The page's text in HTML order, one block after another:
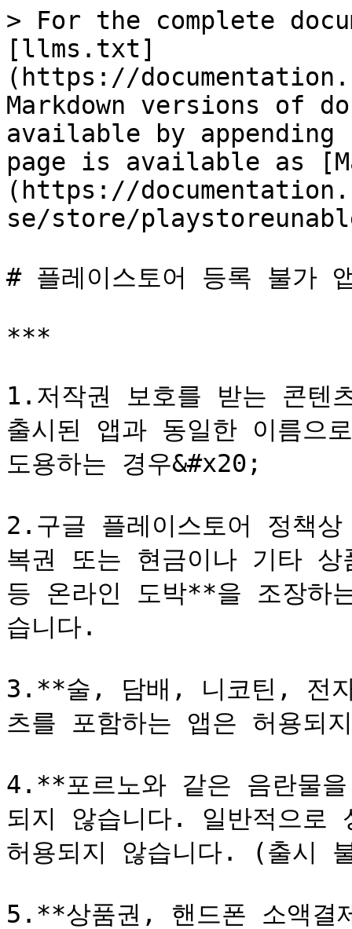
> For the complete
[llms.txt]
(https://
Markdown versions of
available by
page is available as
(https://
se/store/
# 플레이스토어 등록 불가
***
1.저작권 보호를 받는 콘텐
출시된 앱과 동일한 이름으
도용하는 경우&#x20;
2.구글 플레이스토어 정책
복권 또는 현금이나 기타
등 온라인 도박**을 조장하
습니다.
3.**술, 담배, 니코틴, 전
츠를 포함하는 앱은 허용되
4.**포르노와 같은 음란물
되지 않습니다. 일반적으로
허용되지 않습니다. (출시
5.**상품권, 핸드폰 소액결